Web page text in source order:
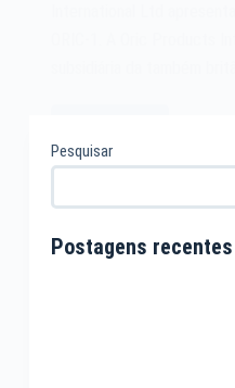
microcomputador
1
de
Pesquisar
Postagens recentes